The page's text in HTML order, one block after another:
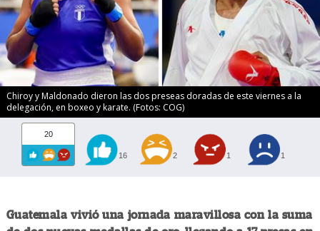
Chiroy y Maldonado dieron las dos preseas doradas de este viernes a la
delegación, en boxeo y karate. (Fotos: COG)
20
16 2 1 1
Guatemala vivió una jornada maravillosa con la suma